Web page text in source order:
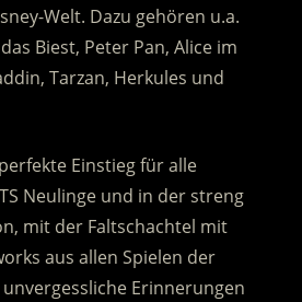
Welt. Dazu gehören u.a.
Biest, Peter Pan, Alice im
Tarzan, Herkules und
Einstieg für alle
Neulinge und in der streng
mit der Faltschachtel mit
aus allen Spielen der
Erinnerungen